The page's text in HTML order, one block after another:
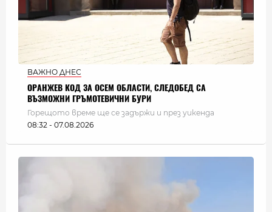
ВАЖНО ДНЕС
ОРАНЖЕВ КОД ЗА ОСЕМ ОБЛАСТИ, СЛЕДОБЕД СА
ВЪЗМОЖНИ ГРЪМОТЕВИЧНИ БУРИ
Горещото време ще се задържи и през уикенда
08:32 - 07.08.2026